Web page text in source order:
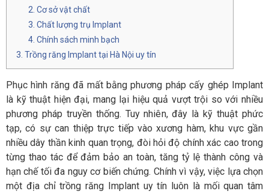
Cơ sở vật chất
Chất lượng trụ Implant
Chính sách minh bạch
Trồng răng Implant tại Hà Nội uy tín
Phục hình răng đã mất bằng phương pháp cấy ghép Implant
là kỹ thuật hiện đại, mang lại hiệu quả vượt trội so với nhiều
phương pháp truyền thống. Tuy nhiên, đây là kỹ thuật phức
tạp, có sự can thiệp trực tiếp vào xương hàm, khu vực gần
nhiều dây thần kinh quan trọng, đòi hỏi độ chính xác cao trong
từng thao tác để đảm bảo an toàn, tăng tỷ lệ thành công và
hạn chế tối đa nguy cơ biến chứng. Chính vì vậy, việc lựa chọn
một địa chỉ trồng răng Implant uy tín luôn là mối quan tâm